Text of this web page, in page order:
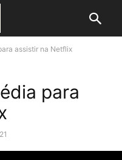
assistir na Netflix
para